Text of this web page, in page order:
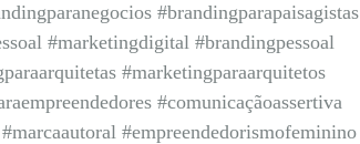
#brandingparapaisagistas
#marketingdigital #brandingpessoal
#marketingparaarquitetos
#comunicaçãoassertiva
#marcaautoral #empreendedorismofeminino